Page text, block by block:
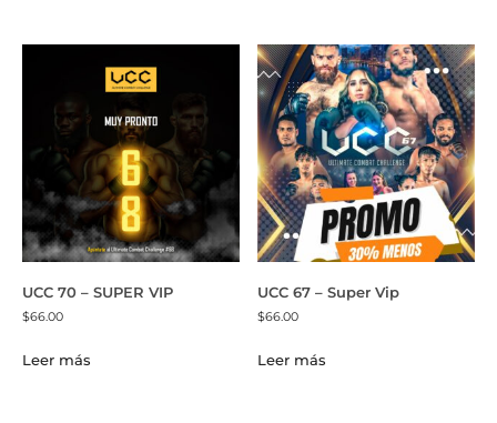
UCC 70 – SUPER VIP
$66.00
Leer más
UCC 67 – Super Vip
$66.00
Leer más